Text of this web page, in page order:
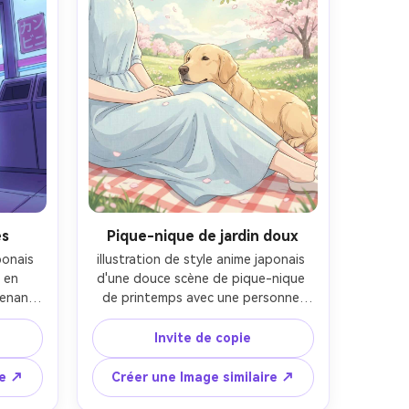
au
↗
Pique-nique de jardin doux
illustration de style anime japonais
d'une douce scène de pique-nique
de printemps avec une personne
dans une robe de lin léger assise sur
une couverture de gingham, leur
golden retriever reposant sa tête
sur leur genou, fleurs et pétales
dérivant, lumière chaude du soleil,
Invite de copie
Créer une Image similaire ↗